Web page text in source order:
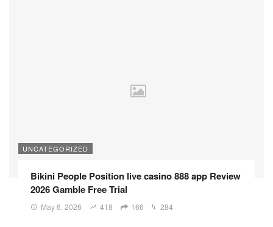
UNCATEGORIZED
Bikini People Position live casino 888 app Review
2026 Gamble Free Trial
May 6, 2026 418 166 284